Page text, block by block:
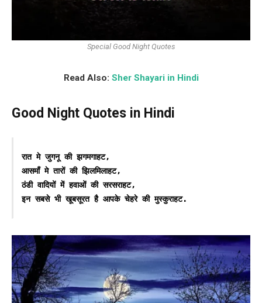
Special Good Night Quotes
Read Also: Sher Shayari in Hindi
Good Night Quotes in Hindi
रात मे जुगनू की झगमगाहट,
आसमाँ मे तारों की झिलमिलाहट,
ठंडी वादियों में हवाओं की सरसराहट,
इन सबसे भी खूबसूरत है आपके चेहरे की मुस्कुराहट.